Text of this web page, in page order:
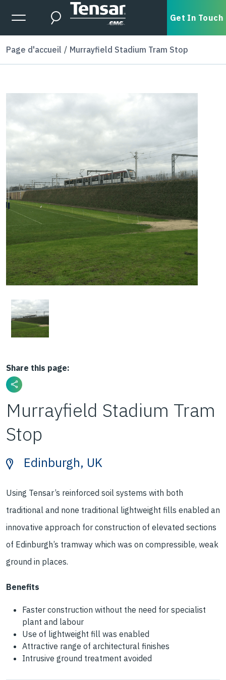
Skip to main content
Expanded Menu Toggle
Search Get In Touch
Page d'accueil Murrayfield Stadium Tram Stop
Share this page:
Murrayfield Stadium Tram
Stop
Edinburgh, UK
Using Tensar’s reinforced soil systems with both
traditional and none traditional lightweight fills enabled an
innovative approach for construction of elevated sections
of Edinburgh’s tramway which was on compressible, weak
ground in places.
Benefits
Faster construction without the need for specialist
plant and labour
Use of lightweight fill was enabled
Attractive range of architectural finishes
Intrusive ground treatment avoided